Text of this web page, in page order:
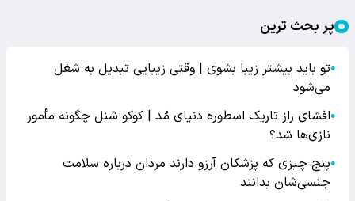
پر بحث ترین
●تو باید بیشتر زیبا بشوی | وقتی زیبایی تبدیل به شغل
می‌شود
●افشای راز تاریک اسطوره دنیای مُد | کوکو شنل چگونه مأمور
نازی‌ها شد؟
●پنج چیزی که پزشکان آرزو دارند مردان درباره سلامت
جنسی‌شان بدانند